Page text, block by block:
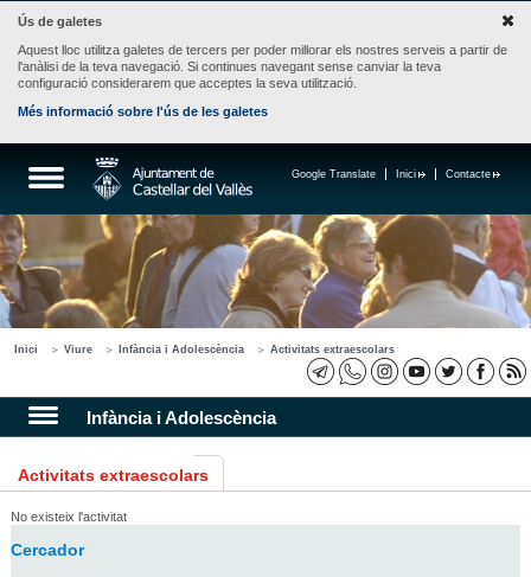
Ús de galetes
Aquest lloc utilitza galetes de tercers per poder millorar els nostres serveis a partir de
l'anàlisi de la teva navegació. Si continues navegant sense canviar la teva
configuració considerarem que acceptes la seva utilització.
Més informació sobre l'ús de les galetes
Contacte
Inici
Google Translate
Inici Viure Infància i Adolescència Activitats extraescolars
Infància i Adolescència
Activitats extraescolars
No existeix l'activitat
Cercador